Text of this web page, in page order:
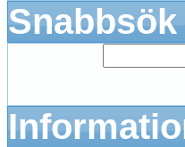
Snabbsök